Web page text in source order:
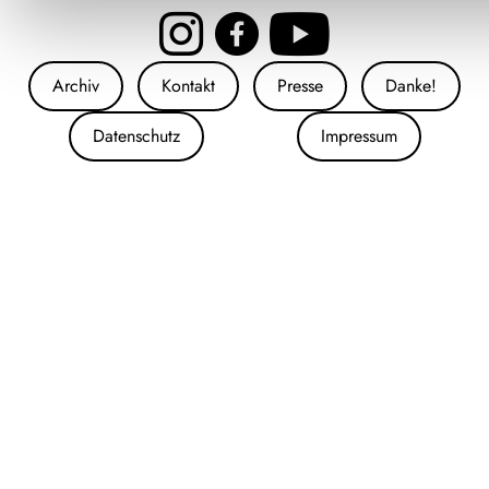
Archiv Kontakt Presse
Danke!
Datenschutz
Impressum